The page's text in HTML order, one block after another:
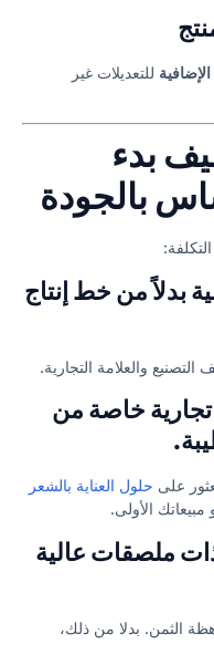
للتعديلات غير
بدء
بالجودة
أساسية بدلاً من خط إنتاج
والعلامة التجارية.
تجارية خاصة من
على حلول العناية بالشعر
مبيعاتك الأولى.
ملصقات عالية
الثمن. بدلا من ذلك،